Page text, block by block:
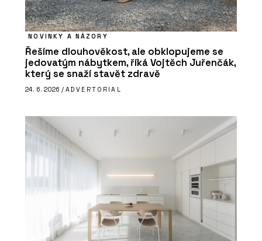
NOVINKY A NÁZORY
Řešíme dlouhověkost, ale obklopujeme se
jedovatým nábytkem, říká Vojtěch Juřenčák,
který se snaží stavět zdravě
24. 6. 2026 / ADVERTORIAL